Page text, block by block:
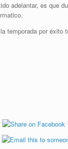
adelantar, es que
temporada por éxito